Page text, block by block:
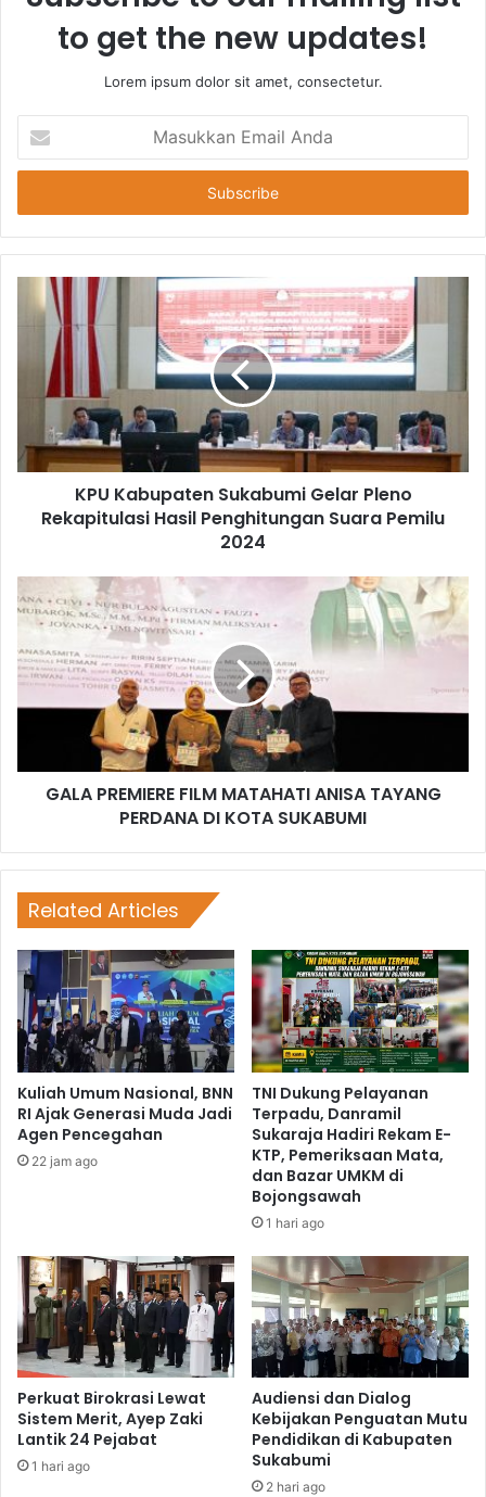
to get the new updates!
Lorem ipsum dolor sit amet, consectetur.
Email
Anda
KPU Kabupaten Sukabumi Gelar Pleno
Rekapitulasi Hasil Penghitungan Suara Pemilu
2024
GALA PREMIERE FILM MATAHATI ANISA TAYANG
PERDANA DI KOTA SUKABUMI
Related Articles
Kuliah Umum Nasional, BNN
RI Ajak Generasi Muda Jadi
Agen Pencegahan
22 jam ago
TNI Dukung Pelayanan
Terpadu, Danramil
Sukaraja Hadiri Rekam E-
KTP, Pemeriksaan Mata,
dan Bazar UMKM di
Bojongsawah
1 hari ago
Perkuat Birokrasi Lewat
Sistem Merit, Ayep Zaki
Lantik 24 Pejabat
1 hari ago
Audiensi dan Dialog
Kebijakan Penguatan Mutu
Pendidikan di Kabupaten
Sukabumi
2 hari ago